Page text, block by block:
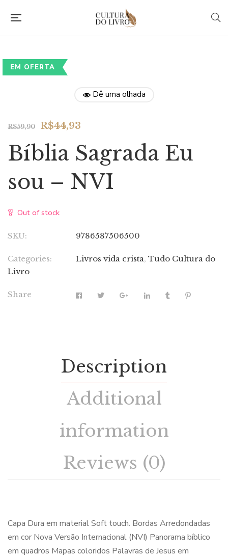
EM OFERTA
Dê uma olhada
R$59,90
Original
was:
R$44,93
is:
R$44,93.
Bíblia Sagrada Eu
sou – NVI
Out of stock
SKU: 9786587506500
Categories: Livros vida crista, Tudo Cultura do
Livro
Share
Description
Additional
information
Reviews (0)
Capa Dura em material Soft touch. Bordas Arredondadas
em cor Nova Versão Internacional (NVI) Panorama bíblico
em quadros Mapas coloridos Palavras de Jesus em